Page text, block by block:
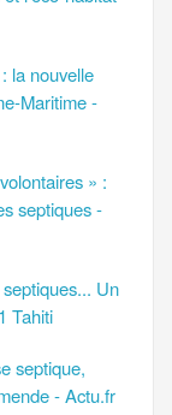
la nouvelle
Maritime -
» :
septiques -
Un
Tahiti
septique,
- Actu.fr